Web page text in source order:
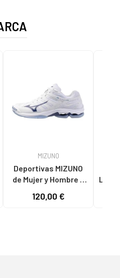
MIZUNO
Deportivas MIZUNO
de Mujer y Hombre y
ZAPATILLAS
120,00 €